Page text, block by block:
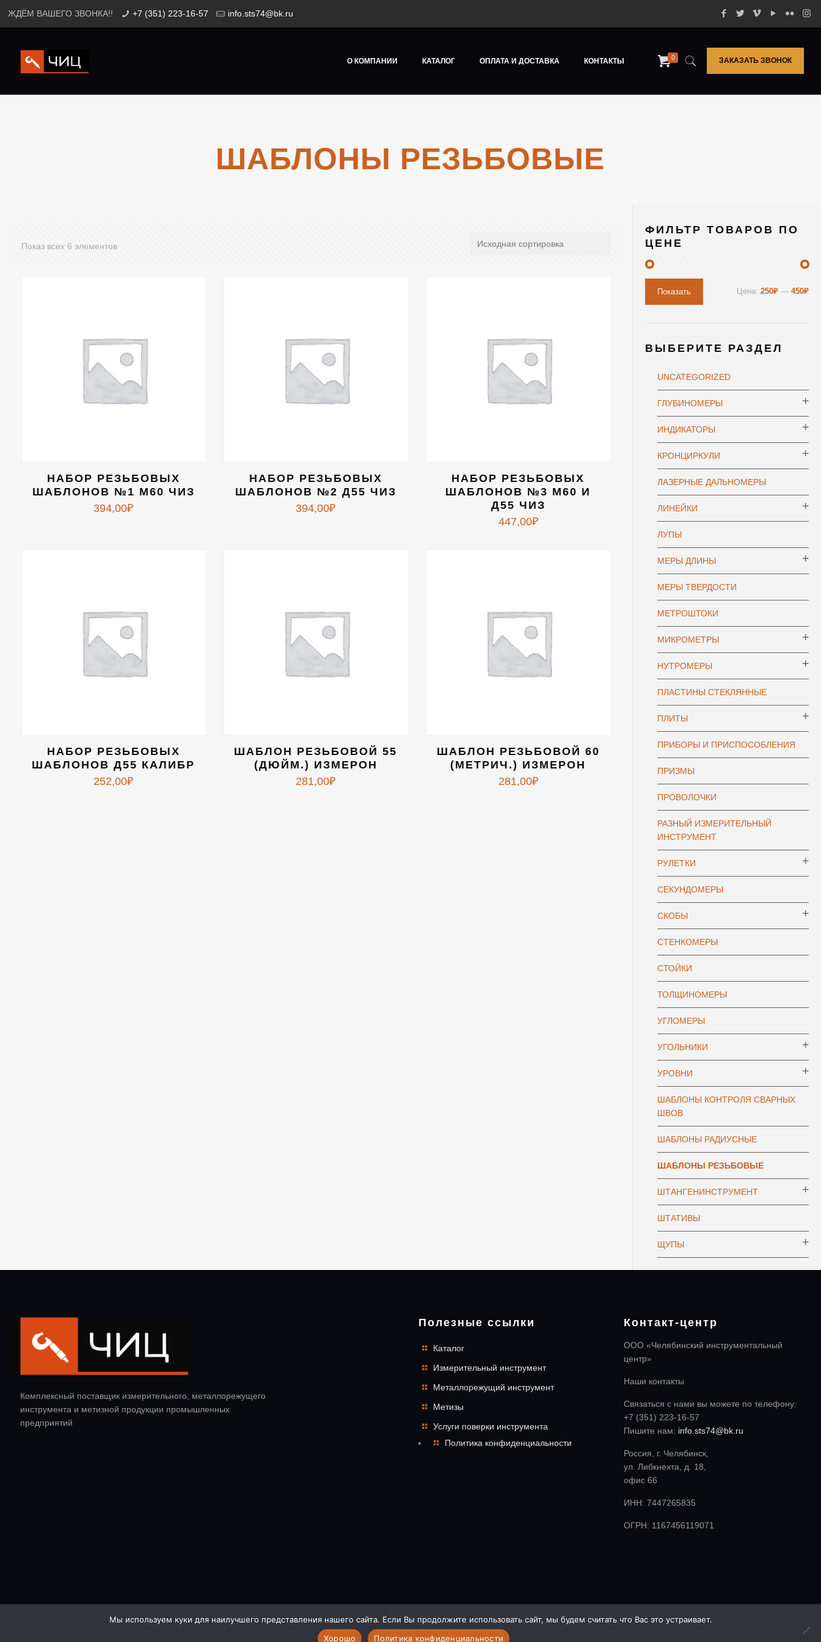
ЖДЁМ ВАШЕГО ЗВОНКА!! +7 (351) 223-16-57 info.sts74@bk.ru
О КОМПАНИИ КАТАЛОГ ОПЛАТА И ДОСТАВКА КОНТАКТЫ 0 ЗАКАЗАТЬ ЗВОНОК
ШАБЛОНЫ РЕЗЬБОВЫЕ
Показ всех 6 элементов
НАБОР РЕЗЬБОВЫХ
ШАБЛОНОВ №1 М60 ЧИЗ
394,00₽
НАБОР РЕЗЬБОВЫХ
ШАБЛОНОВ №2 Д55 ЧИЗ
394,00₽
НАБОР РЕЗЬБОВЫХ
ШАБЛОНОВ №3 М60 И
Д55 ЧИЗ
447,00₽
НАБОР РЕЗЬБОВЫХ
ШАБЛОНОВ Д55 КАЛИБР
252,00₽
ШАБЛОН РЕЗЬБОВОЙ 55
(ДЮЙМ.) ИЗМЕРОН
281,00₽
ШАБЛОН РЕЗЬБОВОЙ 60
(МЕТРИЧ.) ИЗМЕРОН
281,00₽
ФИЛЬТР ТОВАРОВ ПО
ЦЕНЕ
Показать Цена: 250₽ — 450₽
ВЫБЕРИТЕ РАЗДЕЛ
UNCATEGORIZED
ГЛУБИНОМЕРЫ
ИНДИКАТОРЫ
КРОНЦИРКУЛИ
ЛАЗЕРНЫЕ ДАЛЬНОМЕРЫ
ЛИНЕЙКИ
ЛУПЫ
МЕРЫ ДЛИНЫ
МЕРЫ ТВЕРДОСТИ
МЕТРОШТОКИ
МИКРОМЕТРЫ
НУТРОМЕРЫ
ПЛАСТИНЫ СТЕКЛЯННЫЕ
ПЛИТЫ
ПРИБОРЫ И ПРИСПОСОБЛЕНИЯ
ПРИЗМЫ
ПРОВОЛОЧКИ
РАЗНЫЙ ИЗМЕРИТЕЛЬНЫЙ
ИНСТРУМЕНТ
РУЛЕТКИ
СЕКУНДОМЕРЫ
СКОБЫ
СТЕНКОМЕРЫ
СТОЙКИ
ТОЛЩИНОМЕРЫ
УГЛОМЕРЫ
УГОЛЬНИКИ
УРОВНИ
ШАБЛОНЫ КОНТРОЛЯ СВАРНЫХ
ШВОВ
ШАБЛОНЫ РАДИУСНЫЕ
ШАБЛОНЫ РЕЗЬБОВЫЕ
ШТАНГЕНИНСТРУМЕНТ
ШТАТИВЫ
ЩУПЫ
Комплексный поставщик измерительного, металлорежущего
инструмента и метизной продукции промышленных
предприятий
Полезные ссылки
Каталог
Измерительный инструмент
Металлорежущий инструмент
Метизы
Услуги поверки инструмента
Политика конфиденциальности
Контакт-центр
ООО «Челябинский инструментальный
центр»
Наши контакты
Связаться с нами вы можете по телефону:
+7 (351) 223-16-57
Пишите нам: info.sts74@bk.ru
Россия, г. Челябинск,
ул. Либкнехта, д. 18,
офис 66
ИНН: 7447265835
ОГРН: 1167456119071
Сайт разработан студией: ОТ А ДО Я | РЕКЛАМА | ЧЕЛЯБИНСК |- http://advert74.ru/
Мы используем куки для наилучшего представления нашего сайта. Если Вы продолжите использовать сайт, мы будем считать что Вас это устраивает.
Хорошо
Политика конфиденциальности